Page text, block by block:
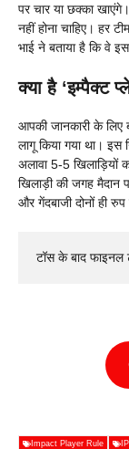
पर चार या छक्का
नहीं होना चाहिए। हर
भाई ने बताया है कि वे
क्या है ‘इम्पैक्ट
आपकी जानकारी के लिए
लागू किया गया था। इस
अलावा 5-5 खिलाड़ियों
खिलाड़ी की जगह मैदान
और गेंदबाजी दोनों ही
टॉस के बाद
Impact Player Rule